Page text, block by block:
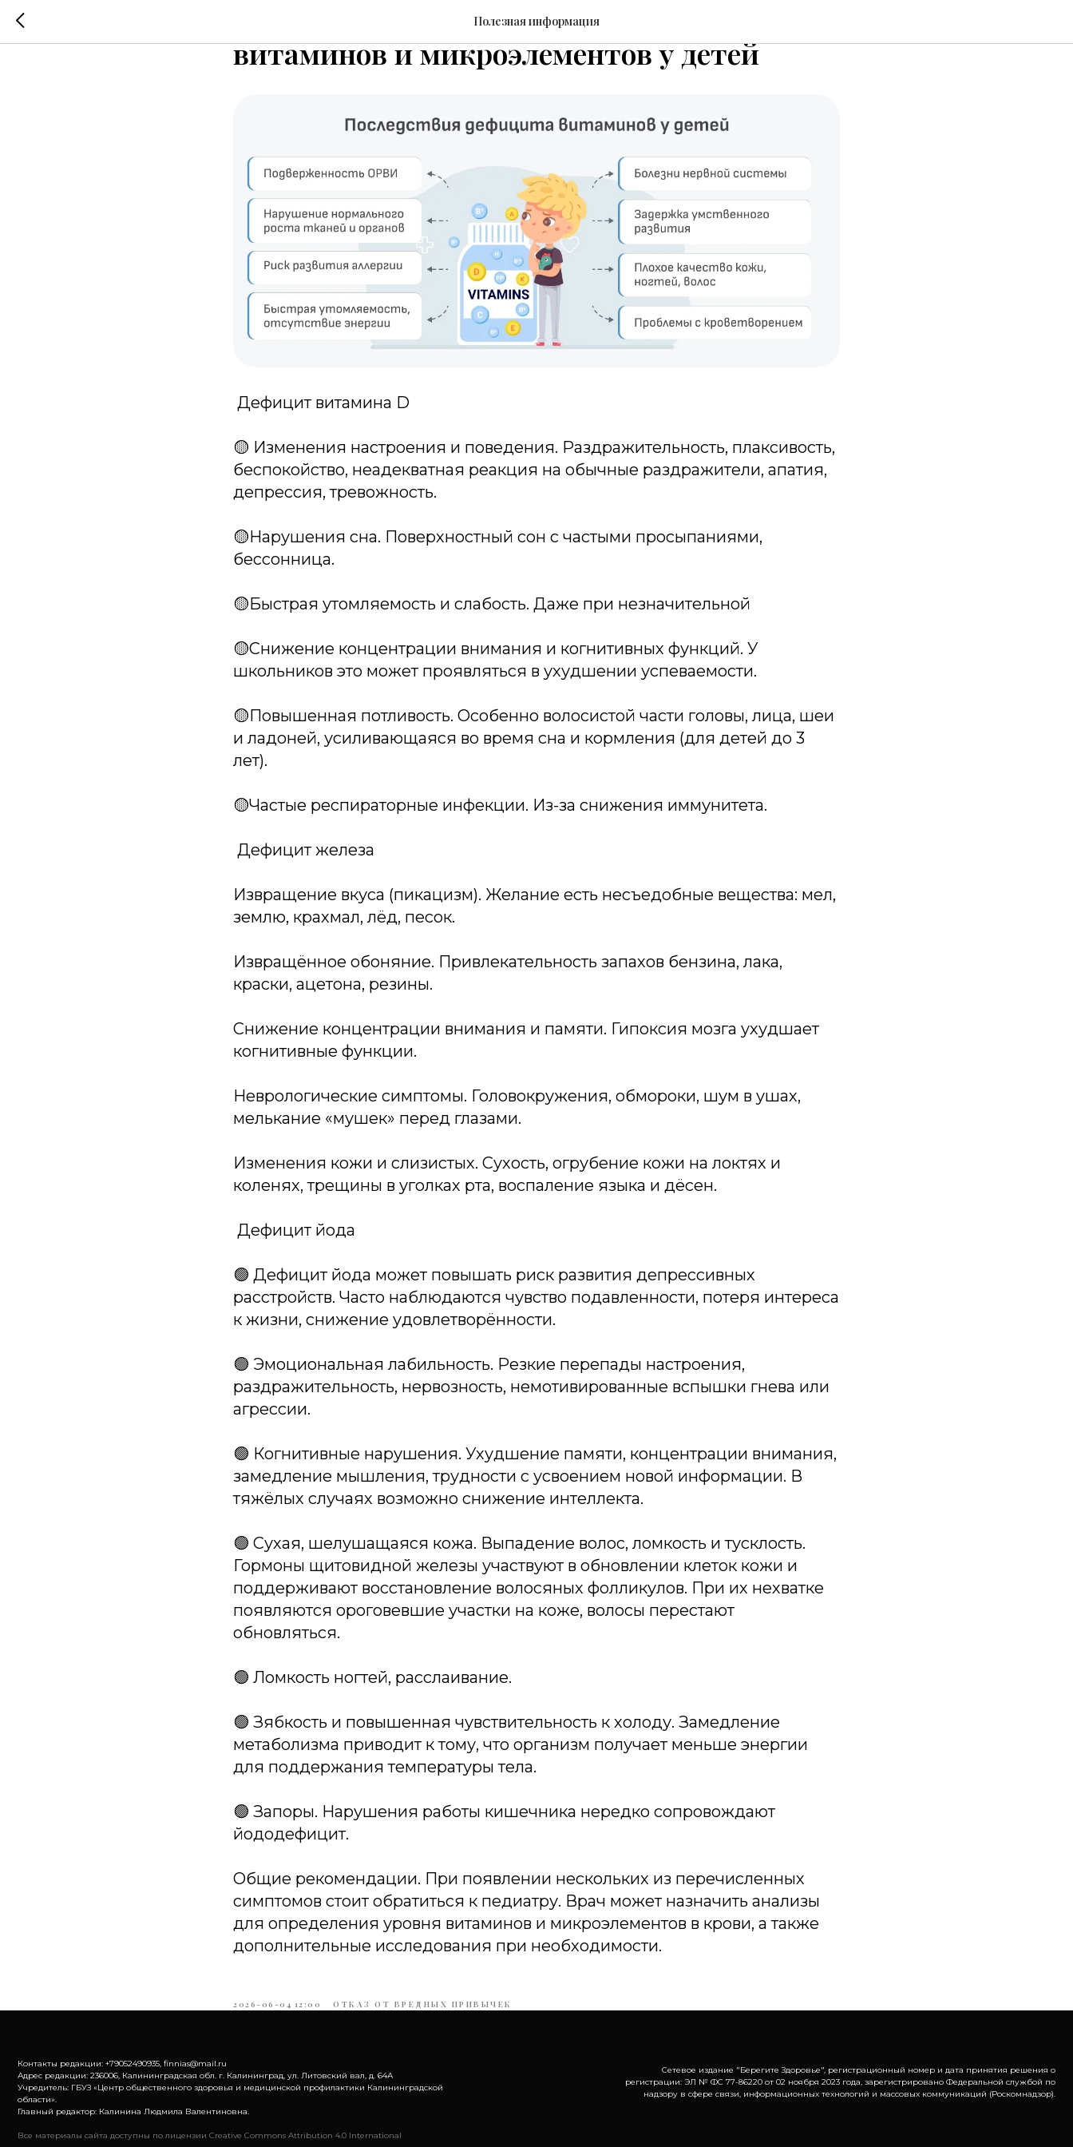
Полезная информация
Неочевидные признаки дефицитов
витаминов и микроэлементов у детей
️ Дефицит витамина D
🟡 Изменения настроения и поведения. Раздражительность, плаксивость,
беспокойство, неадекватная реакция на обычные раздражители, апатия,
депрессия, тревожность.
🟡Нарушения сна. Поверхностный сон с частыми просыпаниями,
бессонница.
🟡Быстрая утомляемость и слабость. Даже при незначительной
🟡Снижение концентрации внимания и когнитивных функций. У
школьников это может проявляться в ухудшении успеваемости.
🟡Повышенная потливость. Особенно волосистой части головы, лица, шеи
и ладоней, усиливающаяся во время сна и кормления (для детей до 3
лет).
🟡Частые респираторные инфекции. Из-за снижения иммунитета.
️ Дефицит железа
Извращение вкуса (пикацизм). Желание есть несъедобные вещества: мел,
землю, крахмал, лёд, песок.
Извращённое обоняние. Привлекательность запахов бензина, лака,
краски, ацетона, резины.
Снижение концентрации внимания и памяти. Гипоксия мозга ухудшает
когнитивные функции.
Неврологические симптомы. Головокружения, обмороки, шум в ушах,
мелькание «мушек» перед глазами.
Изменения кожи и слизистых. Сухость, огрубение кожи на локтях и
коленях, трещины в уголках рта, воспаление языка и дёсен.
️ Дефицит йода
🟢 Дефицит йода может повышать риск развития депрессивных
расстройств. Часто наблюдаются чувство подавленности, потеря интереса
к жизни, снижение удовлетворённости.
🟢 Эмоциональная лабильность. Резкие перепады настроения,
раздражительность, нервозность, немотивированные вспышки гнева или
агрессии.
🟢 Когнитивные нарушения. Ухудшение памяти, концентрации внимания,
замедление мышления, трудности с усвоением новой информации. В
тяжёлых случаях возможно снижение интеллекта.
🟢 Сухая, шелушащаяся кожа. Выпадение волос, ломкость и тусклость.
Гормоны щитовидной железы участвуют в обновлении клеток кожи и
поддерживают восстановление волосяных фолликулов. При их нехватке
появляются ороговевшие участки на коже, волосы перестают
обновляться.
🟢 Ломкость ногтей, расслаивание.
🟢 Зябкость и повышенная чувствительность к холоду. Замедление
метаболизма приводит к тому, что организм получает меньше энергии
для поддержания температуры тела.
🟢 Запоры. Нарушения работы кишечника нередко сопровождают
йододефицит.
Общие рекомендации. При появлении нескольких из перечисленных
симптомов стоит обратиться к педиатру. Врач может назначить анализы
для определения уровня витаминов и микроэлементов в крови, а также
дополнительные исследования при необходимости.
2026-06-04 12:00 ОТКАЗ ОТ ВРЕДНЫХ ПРИВЫЧЕК
Контакты редакции: +79052490935, finnias@mail.ru
Адрес редакции: 236006, Калининградская обл. г. Калининград, ул. Литовский вал, д. 64А
Учредитель: ГБУЗ «Центр общественного здоровья и медицинской профилактики Калининградской
области».
Главный редактор: Калинина Людмила Валентиновна.
Все материалы сайта доступны по лицензии Creative Commons Attribution 4.0 International
Сетевое издание "Берегите Здоровье", регистрационный номер и дата принятия решения о
регистрации: ЭЛ № ФС 77-86220 от 02 ноября 2023 года, зарегистрировано Федеральной службой по
надзору в сфере связи, информационных технологий и массовых коммуникаций (Роскомнадзор).